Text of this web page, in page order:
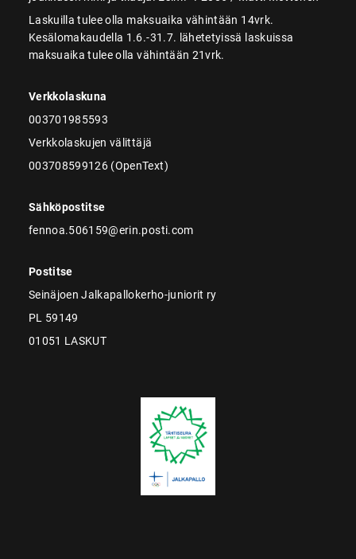
Laskuilla tulee olla maksuaika vähintään 14vrk.
Kesälomakaudella 1.6.-31.7. lähetetyissä laskuissa
maksuaika tulee olla vähintään 21vrk.
Verkkolaskuna
003701985593
Verkkolaskujen välittäjä
003708599126 (OpenText)
Sähköpostitse
fennoa.506159@erin.posti.com
Postitse
Seinäjoen Jalkapallokerho-juniorit ry
PL 59149
01051 LASKUT